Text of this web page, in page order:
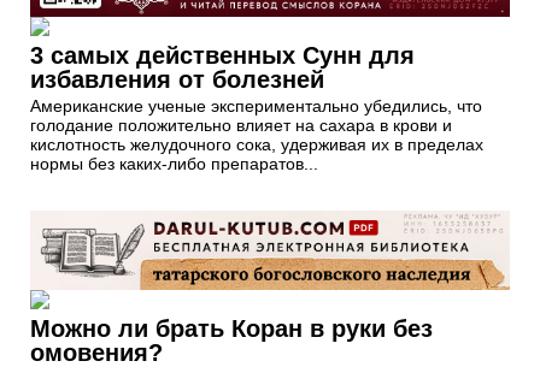
3 самых действенных Сунн для
избавления от болезней
Американские ученые экспериментально убедились, что
голодание положительно влияет на сахара в крови и
кислотность желудочного сока, удерживая их в пределах
нормы без каких-либо препаратов...
Можно ли брать Коран в руки без
омовения?